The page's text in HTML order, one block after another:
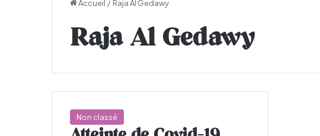
Accueil / Raja Al Gedawy
Raja Al Gedawy
Non classé